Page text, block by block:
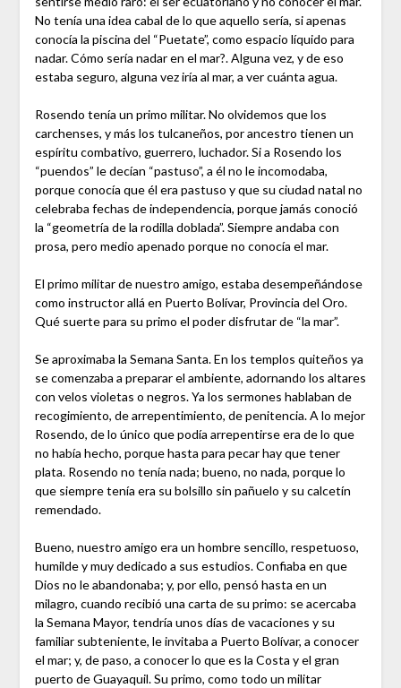
No tenía una idea cabal de lo que aquello sería, si apenas
conocía la piscina del “Puetate”, como espacio líquido para
nadar. Cómo sería nadar en el mar?. Alguna vez, y de eso
estaba seguro, alguna vez iría al mar, a ver cuánta agua.
Rosendo tenía un primo militar. No olvidemos que los
carchenses, y más los tulcaneños, por ancestro tienen un
espíritu combativo, guerrero, luchador. Si a Rosendo los
“puendos” le decían “pastuso”, a él no le incomodaba,
porque conocía que él era pastuso y que su ciudad natal no
celebraba fechas de independencia, porque jamás conoció
la “geometría de la rodilla doblada”. Siempre andaba con
prosa, pero medio apenado porque no conocía el mar.
El primo militar de nuestro amigo, estaba desempeñándose
como instructor allá en Puerto Bolívar, Provincia del Oro.
Qué suerte para su primo el poder disfrutar de “la mar”.
Se aproximaba la Semana Santa. En los templos quiteños ya
se comenzaba a preparar el ambiente, adornando los altares
con velos violetas o negros. Ya los sermones hablaban de
recogimiento, de arrepentimiento, de penitencia. A lo mejor
Rosendo, de lo único que podía arrepentirse era de lo que
no había hecho, porque hasta para pecar hay que tener
plata. Rosendo no tenía nada; bueno, no nada, porque lo
que siempre tenía era su bolsillo sin pañuelo y su calcetín
remendado.
Bueno, nuestro amigo era un hombre sencillo, respetuoso,
humilde y muy dedicado a sus estudios. Confiaba en que
Dios no le abandonaba; y, por ello, pensó hasta en un
milagro, cuando recibió una carta de su primo: se acercaba
la Semana Mayor, tendría unos días de vacaciones y su
familiar subteniente, le invitaba a Puerto Bolívar, a conocer
el mar; y, de paso, a conocer lo que es la Costa y el gran
puerto de Guayaquil. Su primo, como todo un militar